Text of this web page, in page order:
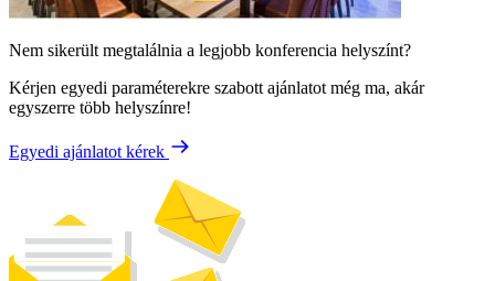
Nem sikerült megtalálnia a legjobb konferencia helyszínt?
Kérjen egyedi paraméterekre szabott ajánlatot még ma, akár
egyszerre több helyszínre!
Egyedi ajánlatot kérek